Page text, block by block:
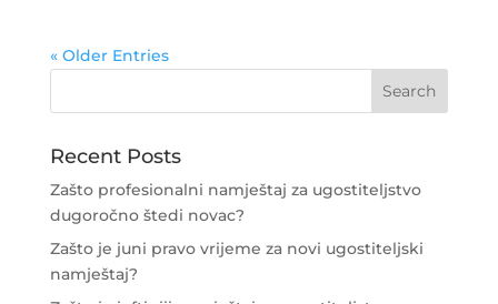
« Older Entries
Recent Posts
Zašto profesionalni namještaj za ugostiteljstvo
dugoročno štedi novac?
Zašto je juni pravo vrijeme za novi ugostiteljski
namještaj?